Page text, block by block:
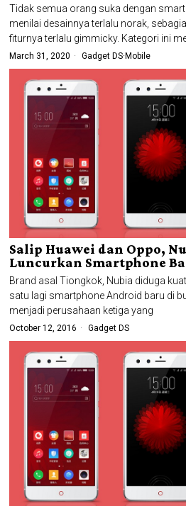
Tidak semua orang suka dengan
menilai desainnya terlalu norak,
fiturnya terlalu gimmicky. Kategori ini
March 31, 2020 Gadget DS·Mobile
Salip Huawei dan Oppo,
Luncurkan Smartphone
Brand asal Tiongkok, Nubia diduga
satu lagi smartphone Android baru di
menjadi perusahaan ketiga yang
October 12, 2016 Gadget DS